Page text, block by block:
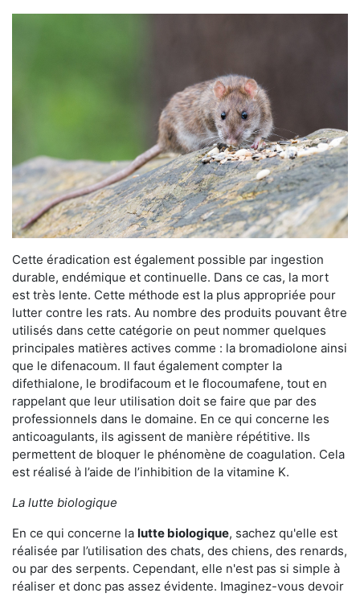
Cette éradication est également possible par ingestion
durable, endémique et continuelle. Dans ce cas, la mort
est très lente. Cette méthode est la plus appropriée pour
lutter contre les rats. Au nombre des produits pouvant être
utilisés dans cette catégorie on peut nommer quelques
principales matières actives comme : la bromadiolone ainsi
que le difenacoum. Il faut également compter la
difethialone, le brodifacoum et le flocoumafene, tout en
rappelant que leur utilisation doit se faire que par des
professionnels dans le domaine. En ce qui concerne les
anticoagulants, ils agissent de manière répétitive. Ils
permettent de bloquer le phénomène de coagulation. Cela
est réalisé à l’aide de l’inhibition de la vitamine K.
La lutte biologique
En ce qui concerne la lutte biologique, sachez qu'elle est
réalisée par l’utilisation des chats, des chiens, des renards,
ou par des serpents. Cependant, elle n'est pas si simple à
réaliser et donc pas assez évidente. Imaginez-vous devoir